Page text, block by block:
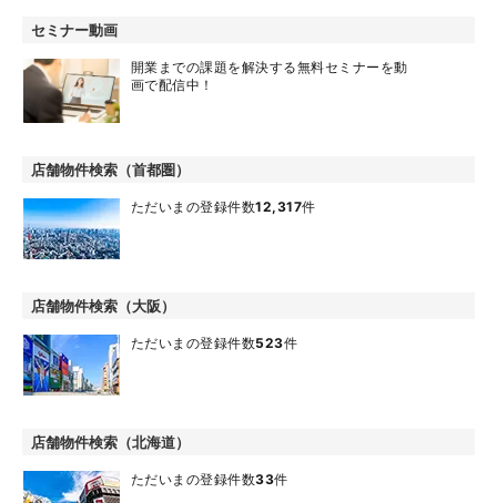
セミナー動画
開業までの課題を解決する無料セミナーを動
画で配信中！
店舗物件検索（首都圏）
ただいまの登録件数12,317件
店舗物件検索（大阪）
ただいまの登録件数523件
店舗物件検索（北海道）
ただいまの登録件数33件